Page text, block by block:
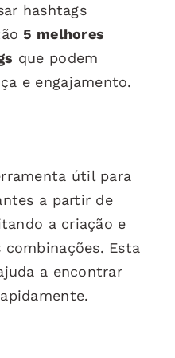
hashtags
5 melhores
que podem
e engajamento.
útil para
a partir de
a criação e
Esta
a encontrar